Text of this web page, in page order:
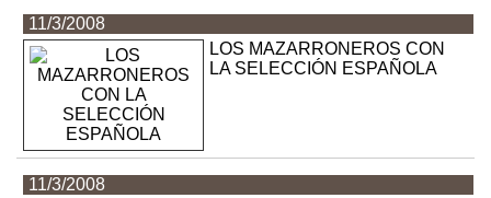
11/3/2008
LOS MAZARRONEROS CON
LA SELECCIÓN ESPAÑOLA
11/3/2008